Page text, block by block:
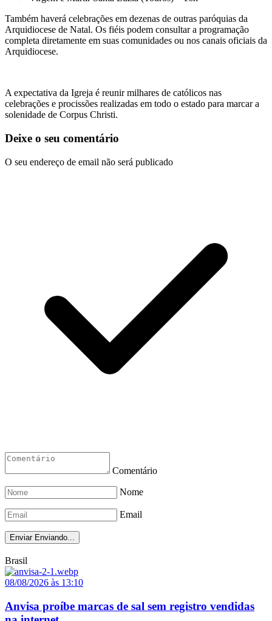
Também haverá celebrações em dezenas de outras paróquias da
Arquidiocese de Natal. Os fiéis podem consultar a programação
completa diretamente em suas comunidades ou nos canais oficiais da
Arquidiocese.
A expectativa da Igreja é reunir milhares de católicos nas
celebrações e procissões realizadas em todo o estado para marcar a
solenidade de Corpus Christi.
Deixe o seu comentário
O seu endereço de email não será publicado
Comentário
Nome
Email
Enviar Enviando...
Brasil
08/08/2026 às 13:10
Anvisa proíbe marcas de sal sem registro vendidas